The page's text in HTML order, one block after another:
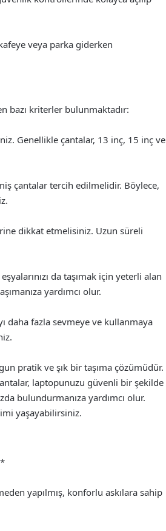
veya parka giderken
bazı kriterler bulunmaktadır:
Genellikle çantalar, 13 inç, 15 inç ve
çantalar tercih edilmelidir. Böylece,
dikkat etmelisiniz. Uzun süreli
da taşımak için yeterli alan
yardımcı olur.
daha fazla sevmeye ve kullanmaya
pratik ve şık bir taşıma çözümüdür.
laptopunuzu güvenli bir şekilde
bulundurmanıza yardımcı olur.
yaşayabilirsiniz.
yapılmış, konforlu askılara sahip